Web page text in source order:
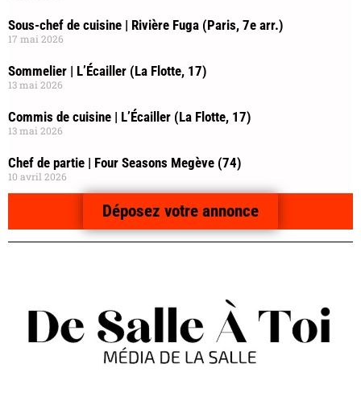
Sous-chef de cuisine | Rivière Fuga (Paris, 7e arr.)
17 mai 2026
Sommelier | L’Écailler (La Flotte, 17)
13 mai 2026
Commis de cuisine | L’Écailler (La Flotte, 17)
13 mai 2026
Chef de partie | Four Seasons Megève (74)
10 avril 2026
Déposez votre annonce